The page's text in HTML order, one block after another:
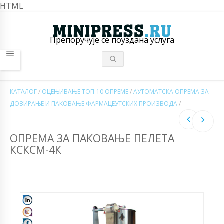
HTML
Препоручује се поуздана услуга
КАТАЛОГ/ ОЦЕЊИВАЊЕ ТОП-10 ОПРЕМЕ/АУТОМАТСКА ОПРЕМА ЗА
ДОЗИРАЊЕ И ПАКОВАЊЕ ФАРМАЦЕУТСКИХ ПРОИЗВОДА/
ОПРЕМА ЗА ПАКОВАЊЕ ПЕЛЕТА
КСКСМ-4К